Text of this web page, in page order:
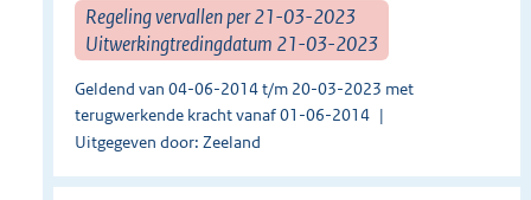
Regeling vervallen per 21-03-2023
Uitwerkingtredingdatum 21-03-2023
Geldend van 04-06-2014 t/m 20-03-2023 met
terugwerkende kracht vanaf 01-06-2014
Uitgegeven door: Zeeland